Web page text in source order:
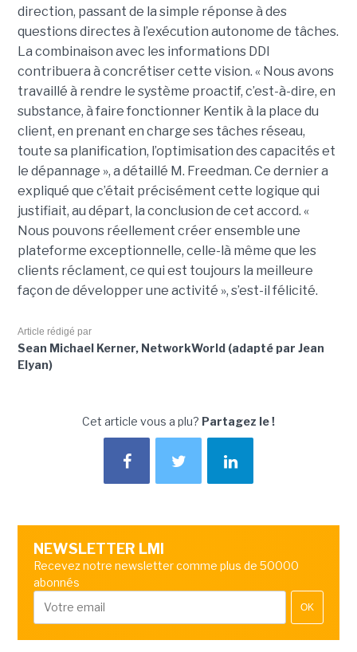
direction, passant de la simple réponse à des
questions directes à l’exécution autonome de tâches.
La combinaison avec les informations DDI
contribuera à concrétiser cette vision. « Nous avons
travaillé à rendre le système proactif, c’est-à-dire, en
substance, à faire fonctionner Kentik à la place du
client, en prenant en charge ses tâches réseau,
toute sa planification, l’optimisation des capacités et
le dépannage », a détaillé M. Freedman. Ce dernier a
expliqué que c’était précisément cette logique qui
justifiait, au départ, la conclusion de cet accord. «
Nous pouvons réellement créer ensemble une
plateforme exceptionnelle, celle-là même que les
clients réclament, ce qui est toujours la meilleure
façon de développer une activité », s’est-il félicité.
Article rédigé par
Sean Michael Kerner, NetworkWorld (adapté par Jean
Elyan)
Cet article vous a plu? Partagez le !
NEWSLETTER LMI
Recevez notre newsletter comme plus de 50000
abonnés
OK